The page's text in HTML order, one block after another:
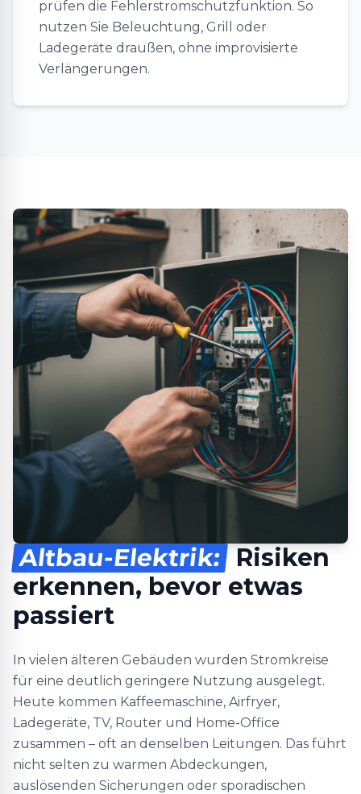
prüfen die Fehlerstromschutzfunktion. So
nutzen Sie Beleuchtung, Grill oder
Ladegeräte draußen, ohne improvisierte
Verlängerungen.
Altbau-Elektrik: Risiken
erkennen, bevor etwas
passiert
In vielen älteren Gebäuden wurden Stromkreise
für eine deutlich geringere Nutzung ausgelegt.
Heute kommen Kaffeemaschine, Airfryer,
Ladegeräte, TV, Router und Home-Office
zusammen – oft an denselben Leitungen. Das führt
nicht selten zu warmen Abdeckungen,
auslösenden Sicherungen oder sporadischen